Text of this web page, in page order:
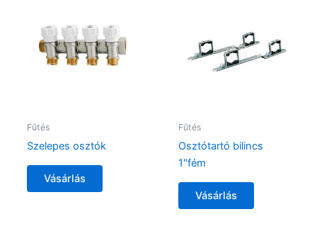
Fűtés
Szelepes osztók
Vásárlás
Fűtés
Osztótartó bilincs
1″fém
Vásárlás